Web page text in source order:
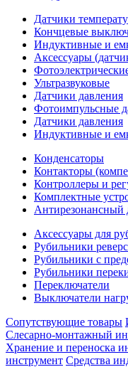
Датчики
Кончцевые
Индуктивные и
Аксессуары
Ультразвуковые
Датчики давления
Фотоимпульсные
Датчики давления
Индуктивные и
Конденсаторы
Контакторы
Контроллеры и
Комплектные
Антирезонансный
Аксессуары для
Рубильники
Рубильники с
Рубильники
Переключатели
Выключатели
Сопутствующие товары
Слесарно-монтажный
Хранение и переноска
инструмент Средства